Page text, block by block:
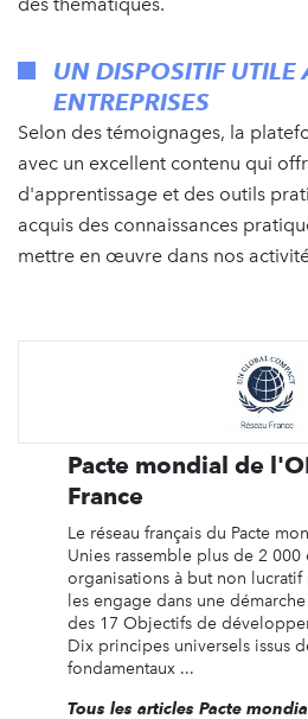
UN DISPOSITIF UTILE
ENTREPRISES
Selon des témoignages, la
avec un excellent contenu qui
d'apprentissage et des outils
acquis des connaissances
mettre en œuvre dans nos
Pacte mondial de
France
Le réseau français du Pacte
Unies rassemble plus de 2 000
organisations à but non lucratif
les engage dans une
des 17 Objectifs de
Dix principes universels issus
fondamentaux ...
Tous les articles Pacte